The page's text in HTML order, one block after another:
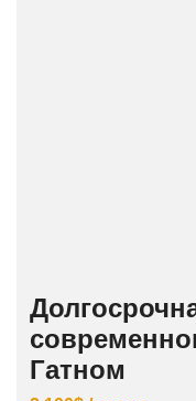
Гатном